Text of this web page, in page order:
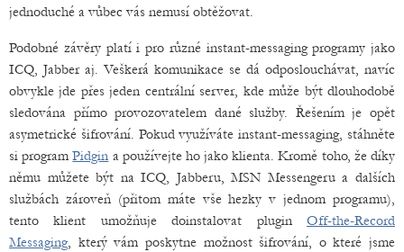
jednoduché a vůbec vás nemusí obtěžovat.
Podobné závěry platí i pro různé instant-messaging programy jako
ICQ, Jabber aj. Veškerá komunikace se dá odposlouchávat, navíc
obvykle jde přes jeden centrální server, kde může být dlouhodobě
sledována přímo provozovatelem dané služby. Řešením je opět
asymetrické šifrování. Pokud využíváte instant-messaging, stáhněte
si programPidgin a používejte ho jako klienta. Kromě toho, že díky
němu můžete být na ICQ, Jabberu, MSN Messengeru a dalších
službách zároveň (přitom máte vše hezky v jednom programu),
tento klient umožňuje doinstalovat plugin Off-the-Record
Messaging, který vám poskytne možnost šifrování, o které jsme